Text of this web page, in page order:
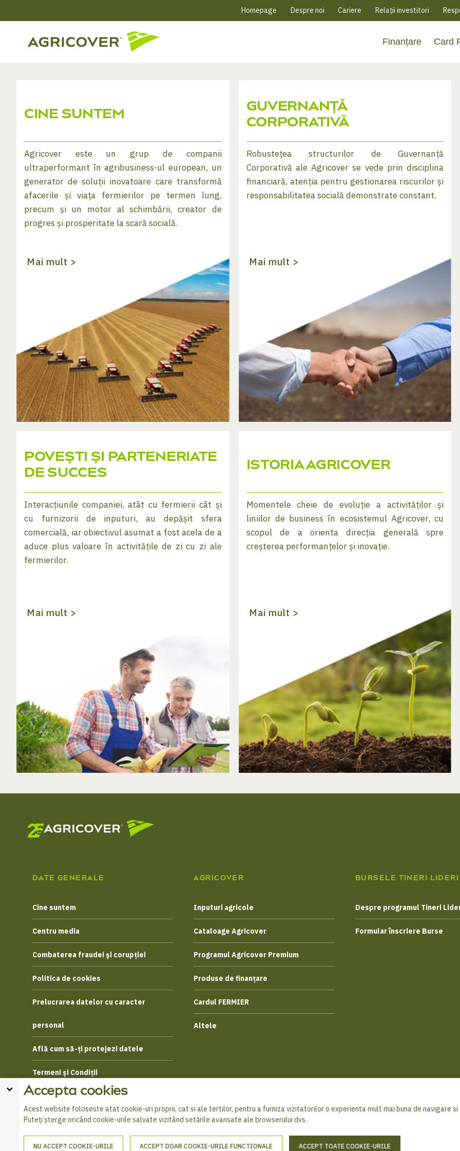
Homepage Despre noi Cariere Relații investitori
Finanțare Card
CINE SUNTEM
Agricover este un grup de companii
ultraperformant în agribusiness-ul european, un
generator de soluții inovatoare care transformă
afacerile și viața fermierilor pe termen lung,
precum și un motor al schimbării, creator de
progres și prosperitate la scară socială.
Mai mult >
GUVERNANȚĂ
CORPORATIVĂ
Robustețea structurilor de Guvernanță
Corporativă ale Agricover se vede prin disciplina
financiară, atenția pentru gestionarea riscurilor și
responsabilitatea socială demonstrate constant.
Mai mult >
POVEȘTI ȘI PARTENERIATE
DE SUCCES
Interacțiunile companiei, atât cu fermierii cât și
cu furnizorii de inputuri, au depășit sfera
comercială, iar obiectivul asumat a fost acela de a
aduce plus valoare în activitățile de zi cu zi ale
fermierilor.
Mai mult >
ISTORIA AGRICOVER
Momentele cheie de evoluție a activităților și
liniilor de business în ecosistemul Agricover, cu
scopul de a orienta direcția generală spre
creșterea performanțelor și inovație.
Mai mult >
DATE GENERALE
Cine suntem
Centru media
Combaterea fraudei și corupției
Politica de cookies
Prelucrarea datelor cu caracter
personal
Află cum să-ți protejezi datele
Termeni și Condiții
AGRICOVER
Inputuri agricole
Cataloage Agricover
Programul Agricover Premium
Produse de finanțare
Cardul FERMIER
Altele
BURSELE TINERI LIDERI
Despre programul Tineri
Formular înscriere Burse
© 2026
Accepta cookies
Acest website foloseste atat cookie-uri proprii, cat si ale tertilor, pentru a furniza vizitatorilor o experienta mult mai buna de navigare
Puteți șterge oricând cookie-urile salvate vizitând setările avansate ale browserului dvs.
NU ACCEPT COOKIE-URILE ACCEPT DOAR COOKIE-URILE FUNCTIONALE ACCEPT TOATE COOKIE-URILE